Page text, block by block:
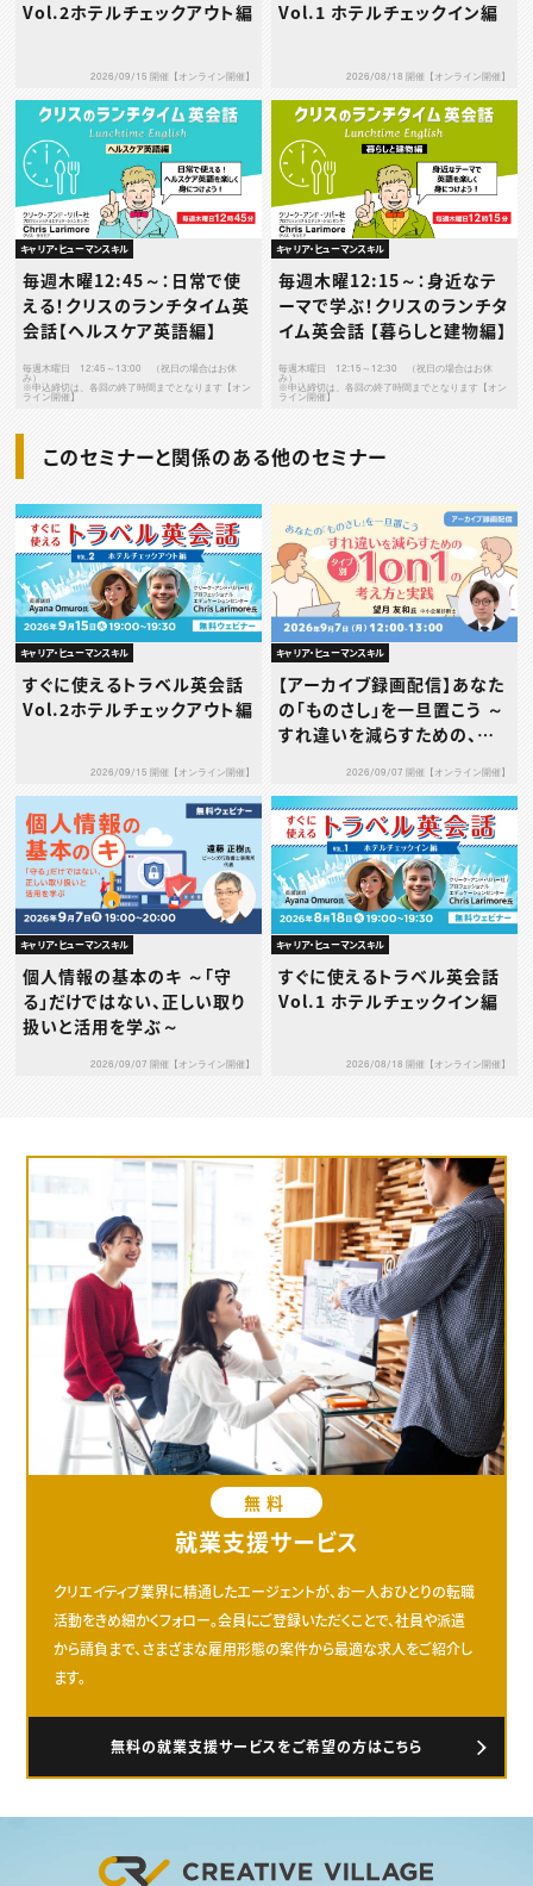
Vol.2ホテルチェックアウト編
2026/09/15 開催【オンライン開催】
Vol.1 ホテルチェックイン編
2026/08/18 開催【オンライン開催】
キャリア・ヒューマンスキル
毎週木曜12:45～：日常で使
える！クリスのランチタイム英
会話【ヘルスケア英語編】
毎週木曜日 12:45～13:00 （祝日の場合はお休
み）
※申込締切は、各回の終了時間までとなります【オン
ライン開催】
キャリア・ヒューマンスキル
毎週木曜12:15～：身近なテ
ーマで学ぶ！クリスのランチタ
イム英会話 【暮らしと建物編】
毎週木曜日 12:15～12:30 （祝日の場合はお休
み）
※申込締切は、各回の終了時間までとなります【オン
ライン開催】
このセミナーと関係のある他のセミナー
キャリア・ヒューマンスキル
すぐに使えるトラベル英会話
Vol.2ホテルチェックアウト編
2026/09/15 開催【オンライン開催】
キャリア・ヒューマンスキル
【アーカイブ録画配信】あなた
の「ものさし」を一旦置こう ～
すれ違いを減らすための、タ
2026/09/07 開催【オンライン開催】
キャリア・ヒューマンスキル
個人情報の基本のキ ～「守
る」だけではない、正しい取り
扱いと活用を学ぶ～
2026/09/07 開催【オンライン開催】
キャリア・ヒューマンスキル
すぐに使えるトラベル英会話
Vol.1 ホテルチェックイン編
2026/08/18 開催【オンライン開催】
無料
就業支援サービス
クリエイティブ業界に精通したエージェントが、お一人おひとりの転職
活動をきめ細かくフォロー。会員にご登録いただくことで、社員や派遣
から請負まで、さまざまな雇用形態の案件から最適な求人をご紹介し
ます。
無料の就業支援サービスをご希望の方はこちら